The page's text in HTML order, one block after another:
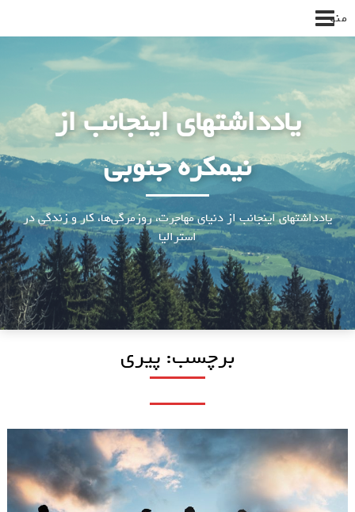
پرش
به
محتوا
منو
یادداشتهای اینجانب از
نیمکره جنوبی
یادداشتهای اینجانب از دنیای مهاجرت، روزمرگی‌ها، کار و زندگی در
استرالیا
برچسب: پیری